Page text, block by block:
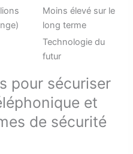
Moins élevé sur le
long terme
Technologie du
futur
pour sécuriser
et
de sécurité